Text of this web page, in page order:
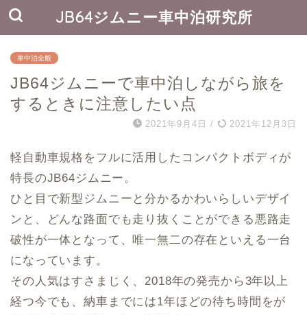
JB64ジムニー車中泊研究所
車中泊全般
JB64ジムニーで車中泊しながら旅を
するときに注意したい点
2021年9月4日 / 2021年12月3日
軽自動車規格をフルに活用したコンパクトボディが
特長のJB64ジムニー。
ひと目で新型ジムニーと分かるかわいらしいデザイ
ンと、どんな路面でも走り抜くことができる悪路走
破性が一体となって、唯一無二の存在といえる一台
になっています。
その人気はすさまじく、2018年の発売から3年以上
経つ今でも、納車までには1年ほどの待ち時間をが